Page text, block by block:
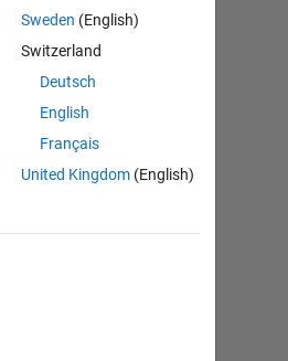
Sweden (English)
Switzerland
Deutsch
English
Français
United Kingdom(English)